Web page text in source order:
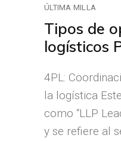
ÚLTIMA MILLA
Tipos de
logísticos
4PL:
la logística
como “LLP
y se refiere al